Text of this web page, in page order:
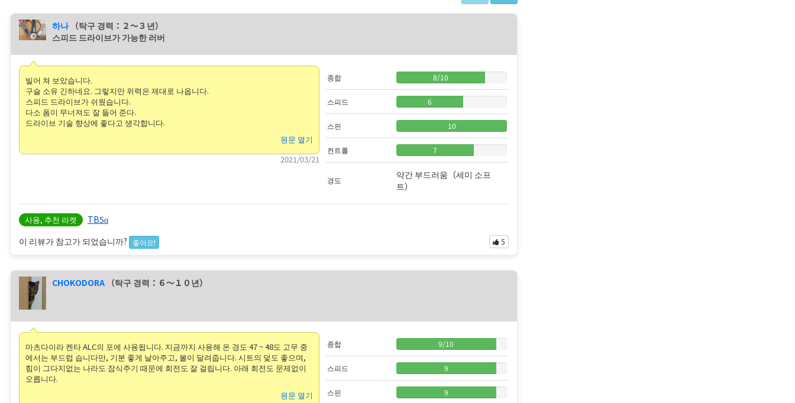
하나 （탁구 경력：２〜３년）
스피드 드라이브가 가능한 러버
빌어 쳐 보았습니다.
구슬 소유 긴하네요. 그렇지만 위력은 제대로 나옵니다.
스피드 드라이브가 쉬웠습니다.
다소 폼이 무너져도 잘 들어 준다.
드라이브 기술 향상에 좋다고 생각합니다.
원문 열기
2021/03/21
종합 8/10
스피드 6
스핀 10
컨트롤 7
경도
약간 부드러움（세미 소프
트）
사용, 추천 라켓
TB5α
이 리뷰가 참고가 되었습니까?
좋아요! 5
CHOKODORA （탁구 경력：６〜１０년）
마츠다이라 켄타 ALC의 포에 사용됩니다. 지금까지 사용해 온 경도 47 ~ 48도 고무 중
에서는 부드럽 습니다만, 기분 좋게 날아주고, 볼이 달려줍니다. 시트의 덫도 좋으며,
힘이 그다지없는 나라도 잠식주기 때문에 회전도 잘 걸립니다. 아래 회전도 문제없이
오릅니다.
원문 열기
종합 9/10
스피드 9
스핀 9